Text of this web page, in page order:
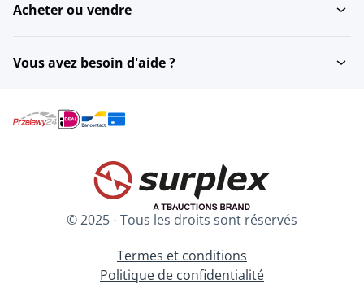
Acheter ou vendre
Vous avez besoin d'aide ?
© 2025 - Tous les droits sont réservés
Termes et conditions
Politique de confidentialité